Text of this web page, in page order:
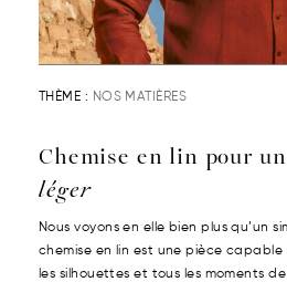
THÈME : NOS MATIÈRES
Chemise en lin pour
léger
Nous voyons en elle bien plus qu’un
chemise en lin est une pièce
les silhouettes et tous les moments